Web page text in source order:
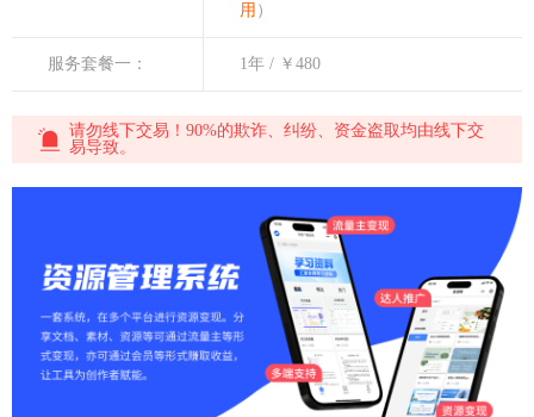
用 ）
服务套餐一： 1年 / ￥480
请勿线下交易！90%的欺诈、纠纷、资金盗取均由线下交
易导致。